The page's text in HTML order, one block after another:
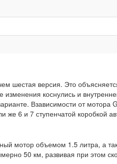
шестая версия. Это
коснулись и
Взависимости от мотора
же 6 и 7 ступенчатой коробкой
мотор объемом 1.5 литра, а
50 км, развивая при этом